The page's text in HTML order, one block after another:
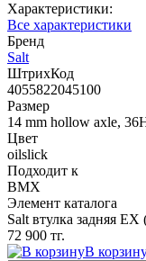
Характеристики:
Все характеристики
Бренд
Salt
ШтрихКод
4055822045100
Размер
14 mm hollow axle,
Цвет
oilslick
Подходит к
BMX
Элемент каталога
Salt втулка задняя
72 900 тг.
В